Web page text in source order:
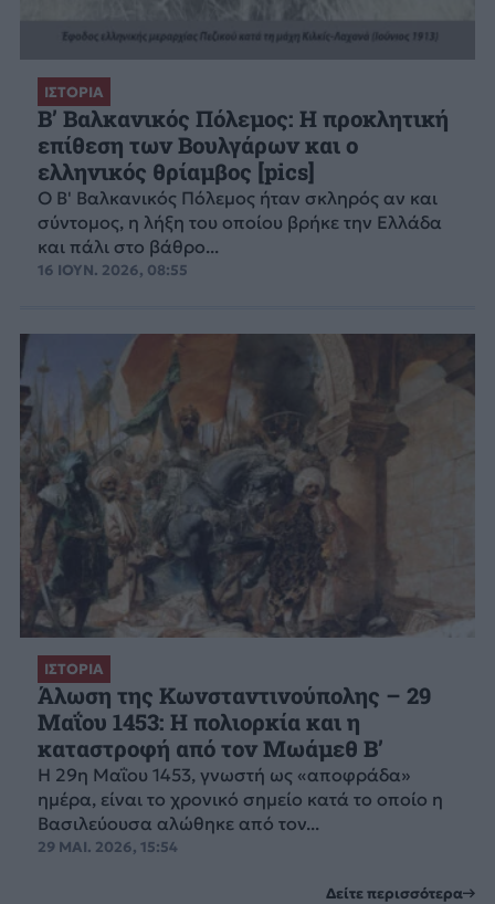
ΙΣΤΟΡΙΑ
Β’ Βαλκανικός Πόλεμος: Η προκλητική
επίθεση των Βουλγάρων και ο
ελληνικός θρίαμβος [pics]
Ο Β' Βαλκανικός Πόλεμος ήταν σκληρός αν και
σύντομος, η λήξη του οποίου βρήκε την Ελλάδα
και πάλι στο βάθρο...
16 ΙΟΥΝ. 2026, 08:55
ΙΣΤΟΡΙΑ
Άλωση της Κωνσταντινούπολης – 29
Μαΐου 1453: Η πολιορκία και η
καταστροφή από τον Μωάμεθ Β’
Η 29η Μαΐου 1453, γνωστή ως «αποφράδα»
ημέρα, είναι το χρονικό σημείο κατά το οποίο η
Βασιλεύουσα αλώθηκε από τον...
29 ΜΑΙ. 2026, 15:54
Δείτε περισσότερα